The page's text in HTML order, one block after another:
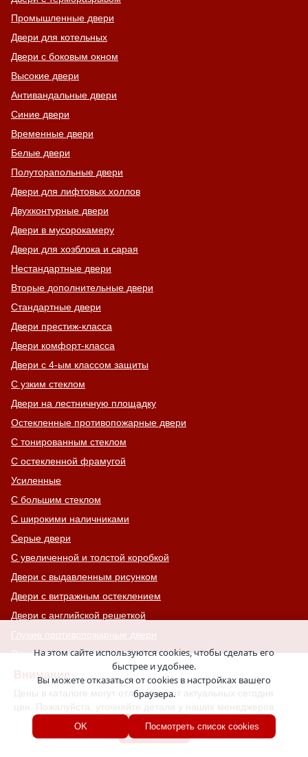
Внимание
Цены в каталоге могут отличаться от актуальных сегодня
цен. Пожалуйста, уточняйте детали у наших менеджеров.
Хорошо
Промышленные двери
Двери для котельных
Двери с боковым окном
Высокие двери
Антивандальные двери
Синие двери
Временные двери
Белые двери
Полуторапольные двери
Двери для лифтовых холлов
Двухконтурные двери
Двери в мусорокамеру
Двери для хозблока и сарая
Нестандартные двери
Вторые дополнительные двери
Стандартные двери
Двери престиж-класса
Двери комфорт-класса
Двери с 4-ым классом защиты
С узким стеклом
Двери на лестничную площадку
Остекленные противопожарные двери
С тонированным стеклом
С остекленной фрамугой
Усиленные
С большим стеклом
С широкими наличниками
Серые двери
С увеличенной и толстой коробкой
Двери с выдавленным рисунком
Двери с витражным остеклением
Двери с английской решеткой
Глухие противопожарные двери
Однопольные противопожарные двери
Двери со львом
Двери Антипаника
Двери с окном сверху
Двери для хозяйственных помещений
На этом сайте используются cookies, чтобы сделать его
быстрее и удобнее.
Вы можете отказаться от cookies в настройках вашего
браузера.
OK Посмотреть список cookies